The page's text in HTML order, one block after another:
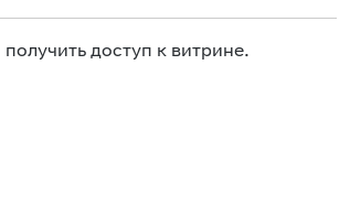
доступ к витрине.